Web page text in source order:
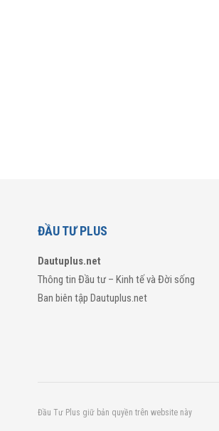
ĐẦU TƯ PLUS
Dautuplus.net
Thông tin Đầu tư – Kinh tế và Đời sống
Ban biên tập Dautuplus.net
Đầu Tư Plus giữ bản quyền trên website này